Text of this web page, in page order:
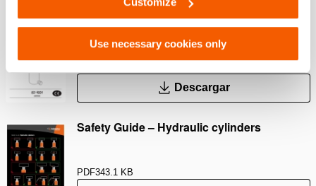
Use necessary cookies only
User Manual Cylinders
Descargar
Safety Guide – Hydraulic cylinders
PDF343.1 KB